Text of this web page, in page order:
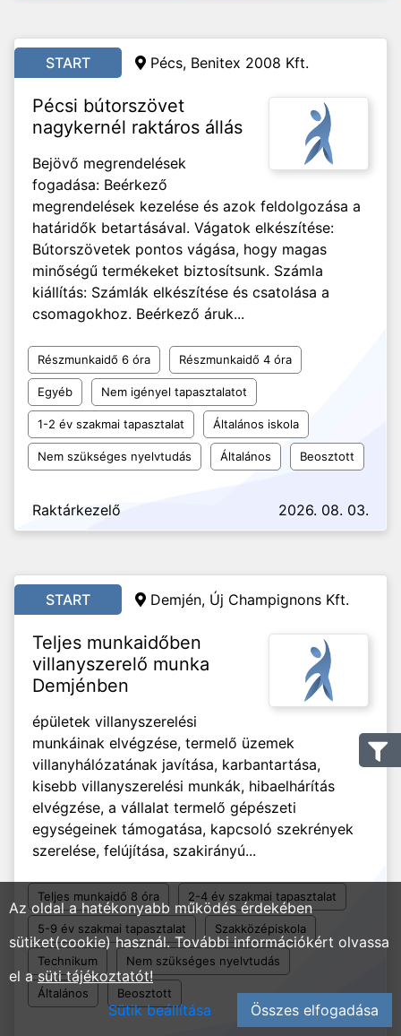
START Pécs, Benitex 2008 Kft.
Pécsi bútorszövet
nagykernél raktáros állás
Bejövő megrendelések
fogadása: Beérkező
megrendelések kezelése és azok feldolgozása a
határidők betartásával. Vágatok elkészítése:
Bútorszövetek pontos vágása, hogy magas
minőségű termékeket biztosítsunk. Számla
kiállítás: Számlák elkészítése és csatolása a
csomagokhoz. Beérkező áruk...
Részmunkaidő 6 óra Részmunkaidő 4 óra
Egyéb Nem igényel tapasztalatot
1-2 év szakmai tapasztalat Általános iskola
Nem szükséges nyelvtudás Általános Beosztott
Raktárkezelő 2026. 08. 03.
START Demjén, Új Champignons Kft.
Teljes munkaidőben
villanyszerelő munka
Demjénben
épületek villanyszerelési
munkáinak elvégzése, termelő üzemek
villanyhálózatának javítása, karbantartása,
kisebb villanyszerelési munkák, hibaelhárítás
elvégzése, a vállalat termelő gépészeti
egységeinek támogatása, kapcsoló szekrények
szerelése, felújítása, szakirányú...
Teljes munkaidő 8 óra 2-4 év szakmai tapasztalat
5-9 év szakmai tapasztalat Szakközépiskola
Technikum Nem szükséges nyelvtudás
Általános Beosztott
Az oldal a hatékonyabb működés érdekében
sütiket(cookie) használ. További információkért olvassa
el asüti tájékoztatót!
Sütik beállítása
Összes elfogadása